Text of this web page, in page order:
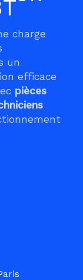
charge
un
efficace
pièces